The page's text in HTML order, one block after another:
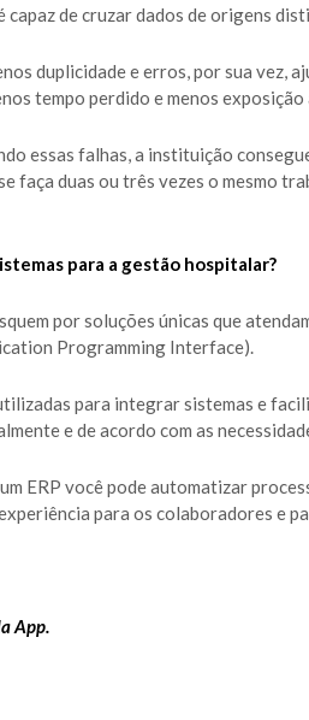
capaz de cruzar dados de origens
duplicidade e erros, por sua vez,
tempo perdido e menos
essas falhas, a instituição
faça duas ou três vezes o mesmo
para a gestão hospitalar?
por soluções únicas que
Programming Interface).
para integrar sistemas e
e de acordo com as
ERP você pode automatizar
para os colaboradores e
App.